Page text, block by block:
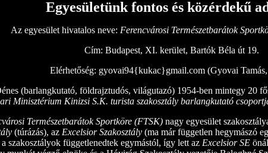
Egyesületünk fontos és közérdekű
Az egyesület hivatalos neve: Ferencvárosi Természetbarátok
Cím: Budapest, XI. kerület, Bartók Béla út 19.
Elérhetőség: gyovai94{kukac}gmail.com (Gyovai
(barlangkutató, földrajztudós, világutazó) 1954-ben mintegy 20
Minisztérium Kinizsi S.K. turista szakosztály barlangkutató
Természetbarátok Sportköre (FTSK)nagy egyesület
(túrázás), az Excelsior Szakosztály (ma már független hegymászó
függetlenedtek egymástól, így lett az Excelsior SE